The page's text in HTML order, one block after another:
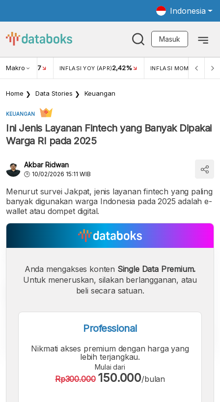
Indonesia
Masuk
Makro
USD/IDR 17 INFLASI YOY (APR)2,42% INFLASI MOM (MAR)
Home Data Stories Keuangan
KEUANGAN
Ini Jenis Layanan Fintech yang Banyak Dipakai
Warga RI pada 2025
Akbar Ridwan
10/02/2026 15:11 WIB
Menurut survei Jakpat, jenis layanan fintech yang paling
banyak digunakan warga Indonesia pada 2025 adalah e-
wallet atau dompet digital.
Font
A
Font
A
Font
Anda mengakses konten Single Data Premium.
Untuk meneruskan, silakan berlangganan, atau
beli secara satuan.
Professional
Nikmati akses premium dengan harga yang
lebih terjangkau.
Mulai dari
Rp300.000 150.000/bulan